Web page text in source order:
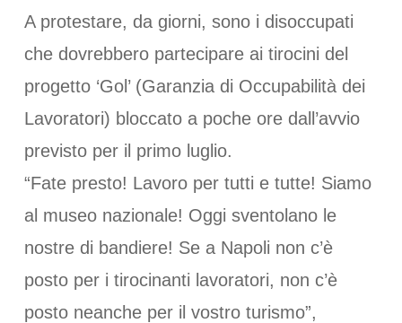
A protestare, da giorni, sono i disoccupati
che dovrebbero partecipare ai tirocini del
progetto ‘Gol’ (Garanzia di Occupabilità dei
Lavoratori) bloccato a poche ore dall’avvio
previsto per il primo luglio.
“Fate presto! Lavoro per tutti e tutte! Siamo
al museo nazionale! Oggi sventolano le
nostre di bandiere! Se a Napoli non c’è
posto per i tirocinanti lavoratori, non c’è
posto neanche per il vostro turismo”,